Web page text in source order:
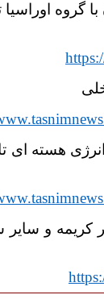
گروه
از انرژی هسته
کریمه و